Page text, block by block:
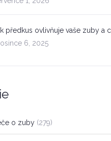
předkus ovlivňuje vaše zuby a
6, 2025
o zuby (279)